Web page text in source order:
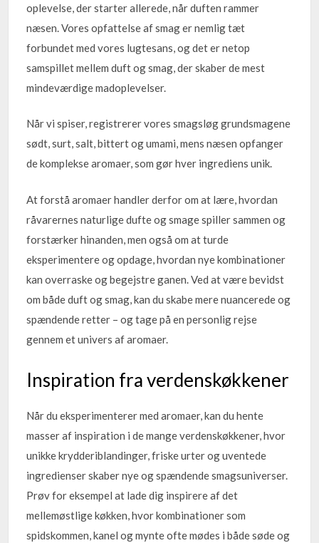
oplevelse, der starter allerede, når duften rammer
næsen. Vores opfattelse af smag er nemlig tæt
forbundet med vores lugtesans, og det er netop
samspillet mellem duft og smag, der skaber de mest
mindeværdige madoplevelser.
Når vi spiser, registrerer vores smagsløg grundsmagene
sødt, surt, salt, bittert og umami, mens næsen opfanger
de komplekse aromaer, som gør hver ingrediens unik.
At forstå aromaer handler derfor om at lære, hvordan
råvarernes naturlige dufte og smage spiller sammen og
forstærker hinanden, men også om at turde
eksperimentere og opdage, hvordan nye kombinationer
kan overraske og begejstre ganen. Ved at være bevidst
om både duft og smag, kan du skabe mere nuancerede og
spændende retter – og tage på en personlig rejse
gennem et univers af aromaer.
Inspiration fra verdenskøkkener
Når du eksperimenterer med aromaer, kan du hente
masser af inspiration i de mange verdenskøkkener, hvor
unikke krydderiblandinger, friske urter og uventede
ingredienser skaber nye og spændende smagsuniverser.
Prøv for eksempel at lade dig inspirere af det
mellemøstlige køkken, hvor kombinationer som
spidskommen, kanel og mynte ofte mødes i både søde og